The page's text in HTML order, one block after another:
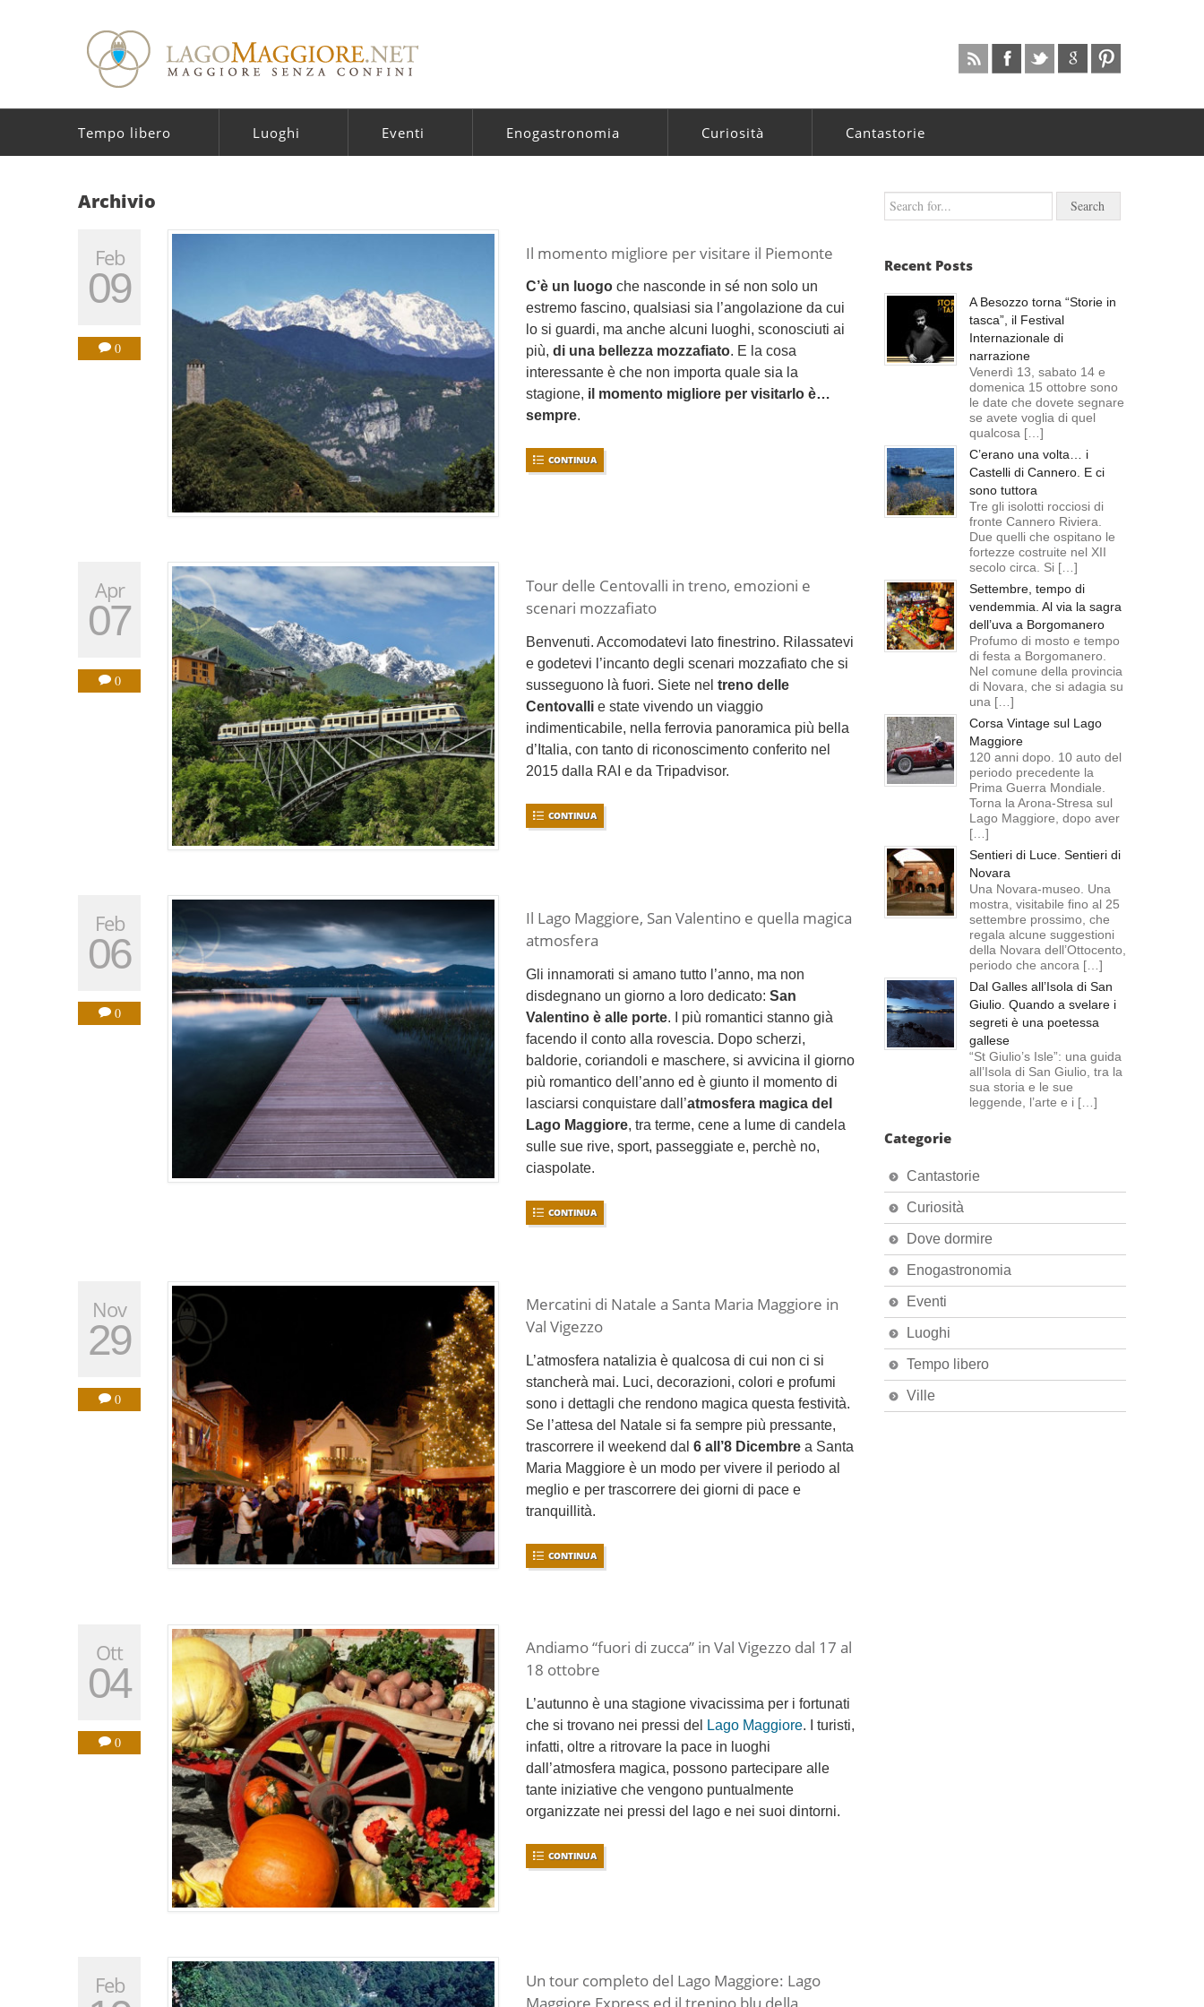
Tempo libero Luoghi Eventi Enogastronomia Curiosità Cantastorie
Archivio
Feb
09
0
Il momento migliore per visitare il Piemonte
C’è un luogo che nasconde in sé non solo un
estremo fascino, qualsiasi sia l’angolazione da cui
lo si guardi, ma anche alcuni luoghi, sconosciuti ai
più, di una bellezza mozzafiato. E la cosa
interessante è che non importa quale sia la
stagione, il momento migliore per visitarlo è…
sempre.
CONTINUA
Apr
07
0
Tour delle Centovalli in treno, emozioni e
scenari mozzafiato
Benvenuti. Accomodatevi lato finestrino. Rilassatevi
e godetevi l’incanto degli scenari mozzafiato che si
susseguono là fuori. Siete nel treno delle
Centovalli e state vivendo un viaggio
indimenticabile, nella ferrovia panoramica più bella
d’Italia, con tanto di riconoscimento conferito nel
2015 dalla RAI e da Tripadvisor.
CONTINUA
Feb
06
0
Il Lago Maggiore, San Valentino e quella magica
atmosfera
Gli innamorati si amano tutto l’anno, ma non
disdegnano un giorno a loro dedicato: San
Valentino è alle porte. I più romantici stanno già
facendo il conto alla rovescia. Dopo scherzi,
baldorie, coriandoli e maschere, si avvicina il giorno
più romantico dell’anno ed è giunto il momento di
lasciarsi conquistare dall’atmosfera magica del
Lago Maggiore, tra terme, cene a lume di candela
sulle sue rive, sport, passeggiate e, perchè no,
ciaspolate.
CONTINUA
Nov
29
0
Mercatini di Natale a Santa Maria Maggiore in
Val Vigezzo
L’atmosfera natalizia è qualcosa di cui non ci si
stancherà mai. Luci, decorazioni, colori e profumi
sono i dettagli che rendono magica questa festività.
Se l’attesa del Natale si fa sempre più pressante,
trascorrere il weekend dal 6 all’8 Dicembre a Santa
Maria Maggiore è un modo per vivere il periodo al
meglio e per trascorrere dei giorni di pace e
tranquillità.
CONTINUA
Ott
04
0
Andiamo “fuori di zucca” in Val Vigezzo dal 17 al
18 ottobre
L’autunno è una stagione vivacissima per i fortunati
che si trovano nei pressi del
Lago Maggiore. I turisti,
infatti, oltre a ritrovare la pace in luoghi
dall’atmosfera magica, possono partecipare alle
tante iniziative che vengono puntualmente
organizzate nei pressi del lago e nei suoi dintorni.
CONTINUA
Feb
Un tour completo del Lago Maggiore: Lago
Maggiore Express ed il trenino blu della
Recent Posts
A Besozzo torna “Storie in
tasca”, il Festival
Internazionale di
narrazione
Venerdì 13, sabato 14 e
domenica 15 ottobre sono
le date che dovete segnare
se avete voglia di quel
qualcosa […]
C’erano una volta… i
Castelli di Cannero. E ci
sono tuttora
Tre gli isolotti rocciosi di
fronte Cannero Riviera.
Due quelli che ospitano le
fortezze costruite nel XII
secolo circa. Si […]
Settembre, tempo di
vendemmia. Al via la sagra
dell’uva a Borgomanero
Profumo di mosto e tempo
di festa a Borgomanero.
Nel comune della provincia
di Novara, che si adagia su
una […]
Corsa Vintage sul Lago
Maggiore
120 anni dopo. 10 auto del
periodo precedente la
Prima Guerra Mondiale.
Torna la Arona-Stresa sul
Lago Maggiore, dopo aver
[…]
Sentieri di Luce. Sentieri di
Novara
Una Novara-museo. Una
mostra, visitabile fino al 25
settembre prossimo, che
regala alcune suggestioni
della Novara dell’Ottocento,
periodo che ancora […]
Dal Galles all’Isola di San
Giulio. Quando a svelare i
segreti è una poetessa
gallese
“St Giulio’s Isle”: una guida
all’Isola di San Giulio, tra la
sua storia e le sue
leggende, l’arte e i […]
Categorie
Cantastorie
Curiosità
Dove dormire
Enogastronomia
Eventi
Luoghi
Tempo libero
Ville